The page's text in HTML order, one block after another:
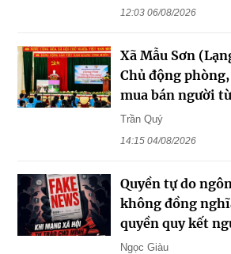
12:03 06/08/2026
Xã Mẫu Sơn
Chủ động
mua bán người
Trần Quý
14:15 04/08/2026
Quyền tự do
không đồng
quyền quy kết
Ngọc Giàu